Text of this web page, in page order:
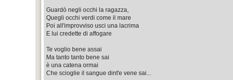
Guardò negli occhi la ragazza,
Quegli occhi verdi come il mare
Poi all'improvviso usci una lacrima
E lui credette di affogare
Te voglio bene assai
Ma tanto tanto bene sai
è una catena ormai
Che scioglie il sangue dint'e vene sai...